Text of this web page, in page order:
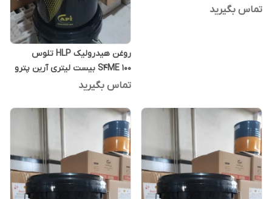
پترو ایده
تماس بگیرید
روغن هیدرولیک HLP تلوس
S4ME 100 بیست لیتری آرین پترو
ایده
تماس بگیرید